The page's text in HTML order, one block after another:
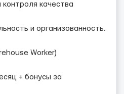
качества
и организованность.
Worker)
+ бонусы за